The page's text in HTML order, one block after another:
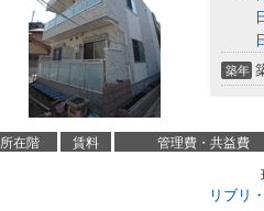
築年
所在階 賃料 管理費・共益費
リブリ